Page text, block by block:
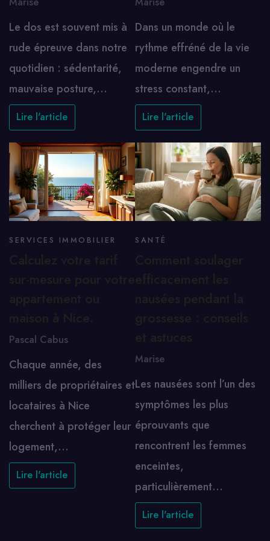
Le dos est souvent mis à
rude épreuve dans notre
quotidien : sédentarité,
mauvaise posture,…
Lire l'article
Dans un monde où le
rythme effréné de la vie
moderne engendre un
stress constant,…
Lire l'article
SERVICES IMMOBILIER
Pascal Cabus
Chaque année, des
milliers de propriétaires et
locataires à Nice
cherchent à protéger leur
logement,…
Lire l'article
SANTÉ
Marise
Les nausées sont l’un des
symptômes les plus
éprouvants que
rencontrent les femmes
enceintes,
particulièrement…
Lire l'article